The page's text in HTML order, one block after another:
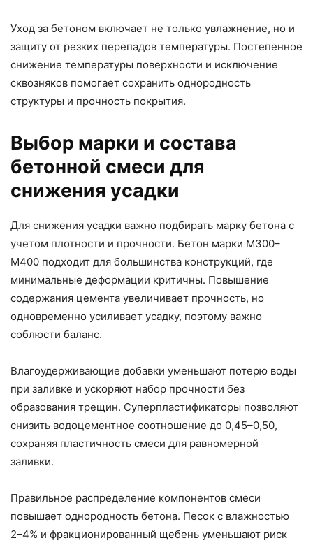
Уход за бетоном включает не только увлажнение, но и
защиту от резких перепадов температуры. Постепенное
снижение температуры поверхности и исключение
сквозняков помогает сохранить однородность
структуры и прочность покрытия.
Выбор марки и состава
бетонной смеси для
снижения усадки
Для снижения усадки важно подбирать марку бетона с
учетом плотности и прочности. Бетон марки М300–
М400 подходит для большинства конструкций, где
минимальные деформации критичны. Повышение
содержания цемента увеличивает прочность, но
одновременно усиливает усадку, поэтому важно
соблюсти баланс.
Влагоудерживающие добавки уменьшают потерю воды
при заливке и ускоряют набор прочности без
образования трещин. Суперпластификаторы позволяют
снизить водоцементное соотношение до 0,45–0,50,
сохраняя пластичность смеси для равномерной
заливки.
Правильное распределение компонентов смеси
повышает однородность бетона. Песок с влажностью
2–4% и фракционированный щебень уменьшают риск